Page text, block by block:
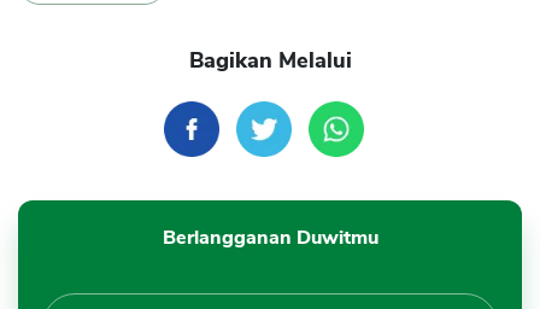
Bagikan Melalui
Berlangganan Duwitmu